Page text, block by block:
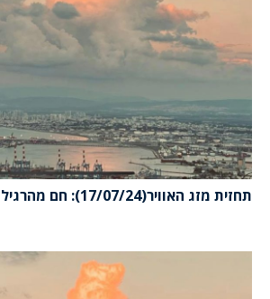
תחזית מזג האוויר(17/07/24): חם מהרגיל לעונה